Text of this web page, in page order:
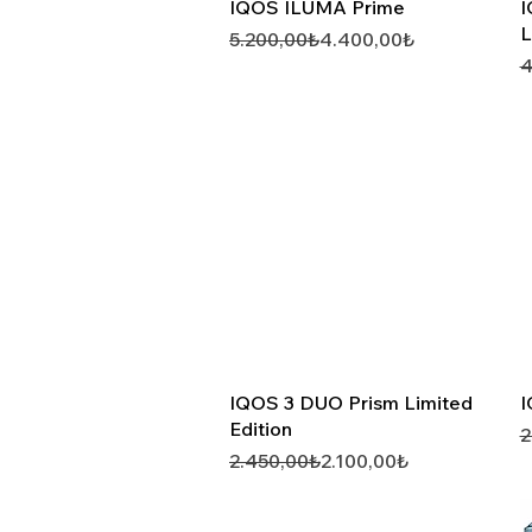
Hızlı Görünüm
IQOS ILUMA Prime
Normal Fiyat
5.200,00₺
İndirimli Fiyat4.400,00₺
Hızlı Görünüm
IQOS 3 DUO Prism Limited
Edition
Normal Fiyat
2.450,00₺
İndirimli Fiyat2.100,00₺